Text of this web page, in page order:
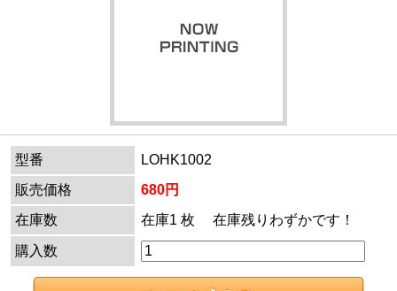
型番
LOHK1002
販売価格
680円
在庫数
在庫1 枚 在庫残りわずかです！
購入数